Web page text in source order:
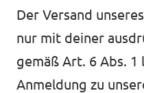
Der Versand
nur mit deiner
gemäß Art. 6 Abs. 1
Anmeldung zu